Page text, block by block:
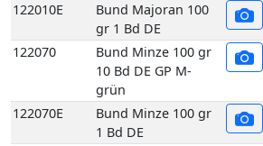
122010E
Bund Majoran 100
gr 1 Bd DE
122070
Bund Minze 100 gr
10 Bd DE GP M-
grün
122070E
Bund Minze 100 gr
1 Bd DE